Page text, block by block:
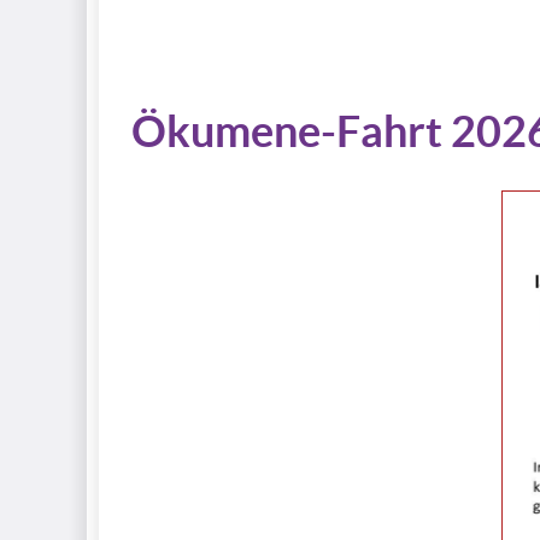
Ökumene-Fahrt